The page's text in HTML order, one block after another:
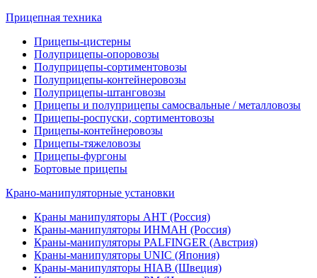
Прицепная техника
Прицепы-цистерны
Полуприцепы-опоровозы
Полуприцепы-сортиментовозы
Полуприцепы-контейнеровозы
Полуприцепы-штанговозы
Прицепы и полуприцепы самосвальные / металловозы
Прицепы-роспуски, сортиментовозы
Прицепы-контейнеровозы
Прицепы-тяжеловозы
Прицепы-фургоны
Бортовые прицепы
Крано-манипуляторные установки
Краны манипуляторы АНТ (Россия)
Краны-манипуляторы ИНМАН (Россия)
Краны-манипуляторы PALFINGER (Австрия)
Краны-манипуляторы UNIC (Япония)
Краны-манипуляторы HIAB (Швеция)